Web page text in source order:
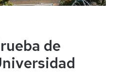
de